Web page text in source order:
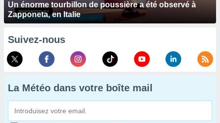
Un énorme tourbillon de poussière a été observé à
Zapponeta, en Italie
Suivez-nous
La Météo dans votre boîte mail